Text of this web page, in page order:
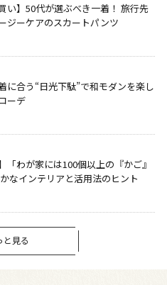
い】50代が選ぶべき一着！ 旅行先
ジーケアのスカートパンツ
に合う“日光下駄”で和モダンを楽し
ーデ
「わが家には100個以上の『かご』
なインテリアと活用法のヒント
と見る